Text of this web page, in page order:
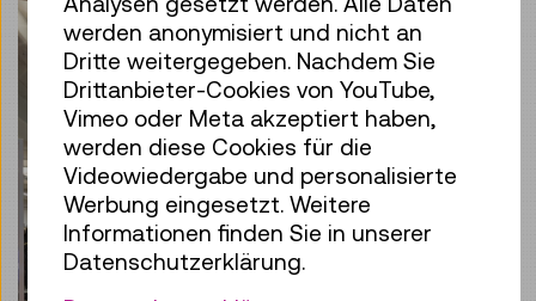
werden anonymisiert und nicht an
Dritte weitergegeben. Nachdem Sie
Drittanbieter-Cookies von YouTube,
Vimeo oder Meta akzeptiert haben,
werden diese Cookies für die
Videowiedergabe und personalisierte
Werbung eingesetzt. Weitere
Informationen finden Sie in unserer
Datenschutzerklärung.